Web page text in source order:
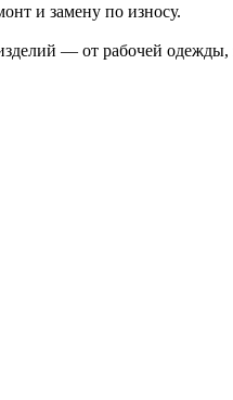
и замену по износу.
— от рабочей одежды,